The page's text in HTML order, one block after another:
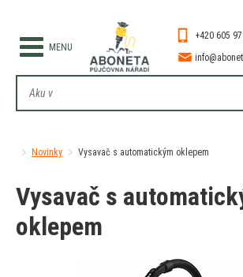
+420 605
Novinky Vysavač s automatickým oklepem
Vysavač s
oklepem